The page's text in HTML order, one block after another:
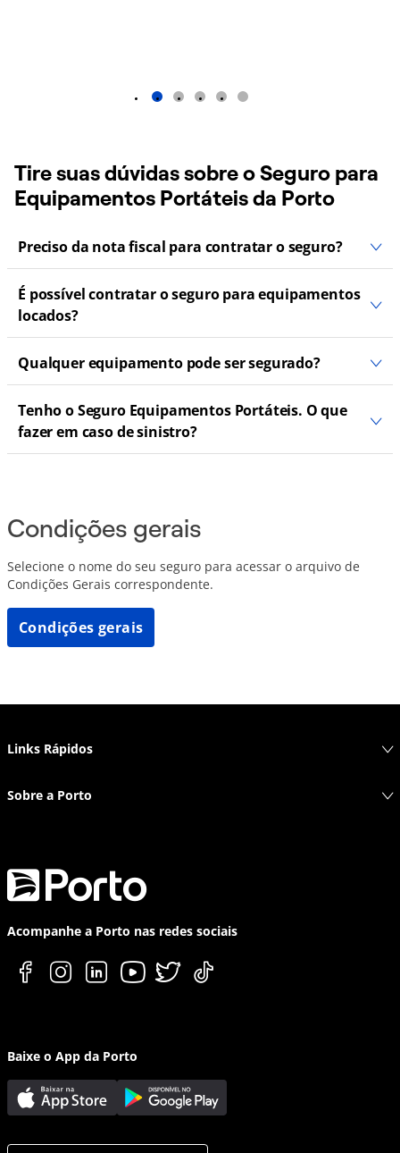
1 2 3 4 5
Tire suas dúvidas sobre o Seguro para
Equipamentos Portáteis da Porto
Preciso da nota fiscal para contratar o seguro?
É possível contratar o seguro para equipamentos
locados?
Qualquer equipamento pode ser segurado?
Tenho o Seguro Equipamentos Portáteis. O que
fazer em caso de sinistro?
Condições gerais
Selecione o nome do seu seguro para acessar o arquivo de
Condições Gerais correspondente.
Condições gerais
Links Rápidos
Sobre a Porto
Acompanhe a Porto nas redes sociais
Baixe o App da Porto